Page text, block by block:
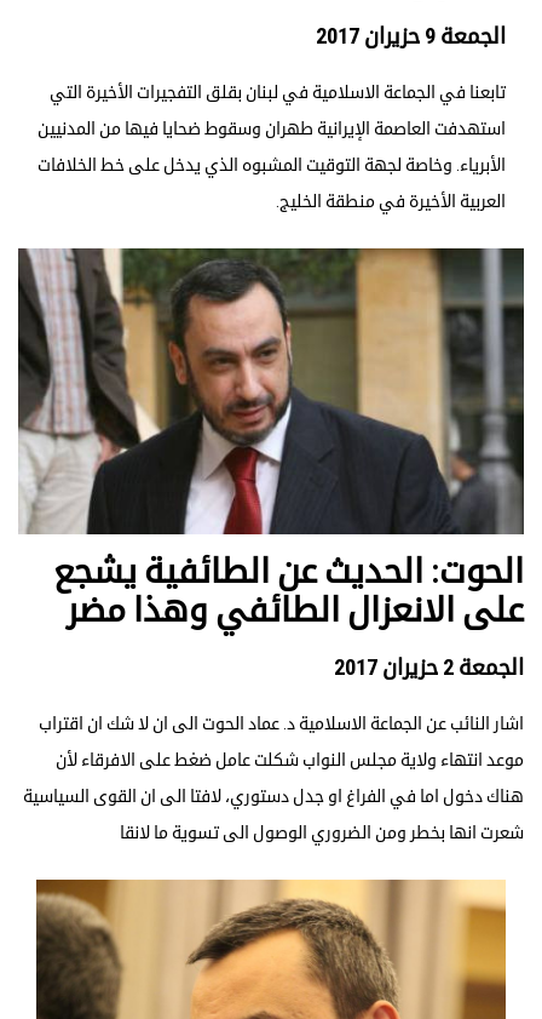
الجمعة 9 حزيران 2017
تابعنا في الجماعة الاسلامية في لبنان بقلق التفجيرات الأخيرة التي
استهدفت العاصمة الإيرانية طهران وسقوط ضحايا فيها من المدنيين
الأبرياء. وخاصة لجهة التوقيت المشبوه الذي يدخل على خط الخلافات
العربية الأخيرة في منطقة الخليج.
الحوت: الحديث عن الطائفية يشجع
على الانعزال الطائفي وهذا مضر
الجمعة 2 حزيران 2017
اشار النائب عن الجماعة الاسلامية د. عماد الحوت الى ان لا شك ان اقتراب
موعد انتهاء ولاية مجلس النواب شكلت عامل ضغط على الافرقاء لأن
هناك دخول اما في الفراغ او جدل دستوري، لافتا الى ان القوى السياسية
شعرت انها بخطر ومن الضروري الوصول الى تسوية ما لانقا